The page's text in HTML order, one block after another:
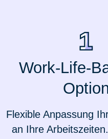
Valorenversicherung
Zur Produktübersicht
Work-Life-
Flexible Anpassung
an Ihre Arbeitszeiten.